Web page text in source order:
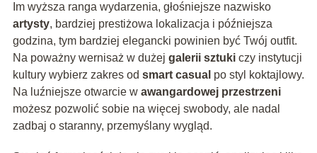
Im wyższa ranga wydarzenia, głośniejsze nazwisko
artysty, bardziej prestiżowa lokalizacja i późniejsza
godzina, tym bardziej elegancki powinien być Twój outfit.
Na poważny wernisaż w dużej galerii sztukiczy instytucji
kultury wybierz zakres od smart casual po styl koktajlowy.
Na luźniejsze otwarcie w awangardowej przestrzeni
możesz pozwolić sobie na więcej swobody, ale nadal
zadbaj o staranny, przemyślany wygląd.